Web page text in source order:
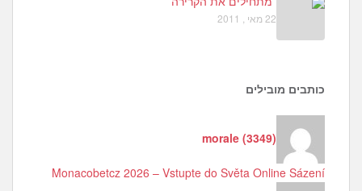
22 מאי , 2011
כותבים מובילים
morale (3349)
Monacobetcz 2026 – Vstupte do Světa Online Sázení